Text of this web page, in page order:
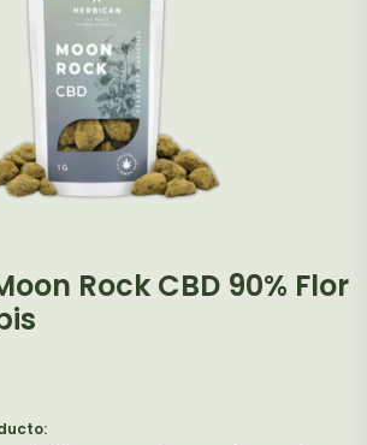
Rock CBD 90% Flor